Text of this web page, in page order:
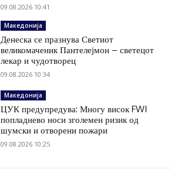
09.08.2026 10:41
Македонија
Денеска се празнува Светиот
великомаченик Пантелејмон – светецот
лекар и чудотворец
09.08.2026 10:34
Македонија
ЦУК предупредува: Многу висок FWI
попладнево носи зголемен ризик од
шумски и отворени пожари
09.08.2026 10:25